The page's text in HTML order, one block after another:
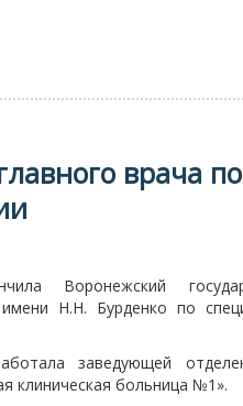
врача по
Воронежский
Н.Н. Бурденко по
заведующей
клиническая больница №1».